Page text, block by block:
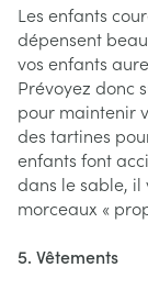
Les enfants
dépensent
vos enfants
Prévoyez donc
pour maintenir
des tartines
enfants font
dans le sable, il
morceaux «
5. Vêtements